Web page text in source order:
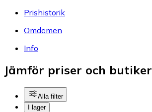
Prishistorik
Omdömen
Info
Jämför priser och butiker
Alla filter
I lager